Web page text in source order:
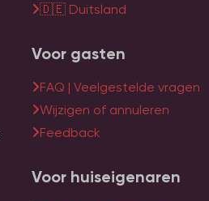
🇩🇪 Duitsland
Voor gasten
FAQ | Veelgestelde vragen
Wijzigen of annuleren
Feedback
Voor huiseigenaren